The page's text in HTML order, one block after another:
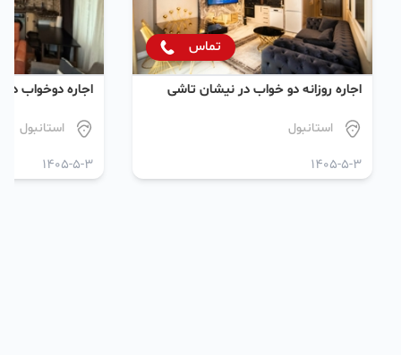
تماس
اجاره روزانه دو خواب در نیشان تاشی
استانبول
1405-5-3
اجاره دو‌خواب
استانبول
1405-5-3